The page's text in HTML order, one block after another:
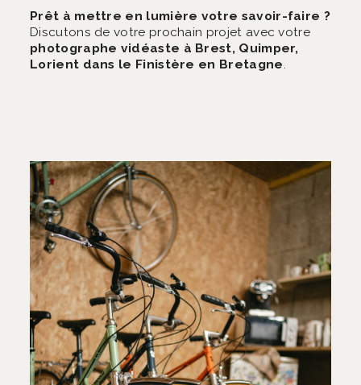
Prêt à mettre en lumière votre savoir-faire ?
Discutons de votre prochain projet avec votre
photographe vidéaste à Brest, Quimper,
Lorient dans le Finistère en Bretagne.